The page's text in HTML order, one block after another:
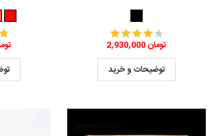
2,930,000 تومان
توضیحات و خرید